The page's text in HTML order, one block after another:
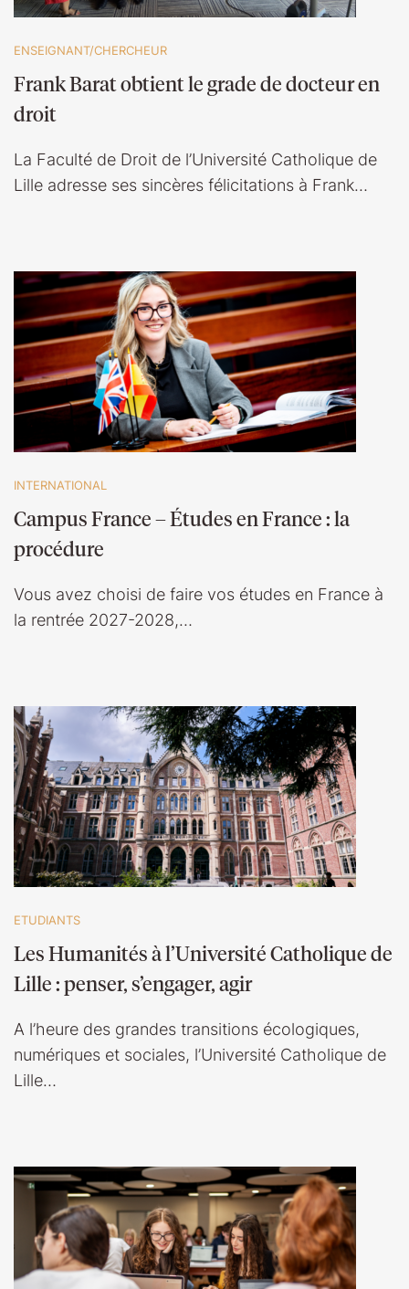
ENSEIGNANT/CHERCHEUR
Frank Barat obtient le grade de docteur en
droit
La Faculté de Droit de l’Université Catholique de
Lille adresse ses sincères félicitations à Frank…
INTERNATIONAL
Campus France – Études en France : la
procédure
Vous avez choisi de faire vos études en France à
la rentrée 2027-2028,…
ETUDIANTS
Les Humanités à l’Université Catholique de
Lille : penser, s’engager, agir
A l’heure des grandes transitions écologiques,
numériques et sociales, l’Université Catholique de
Lille…